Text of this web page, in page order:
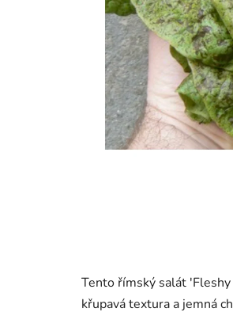
Tento římský salát
křupavá textura a jemná